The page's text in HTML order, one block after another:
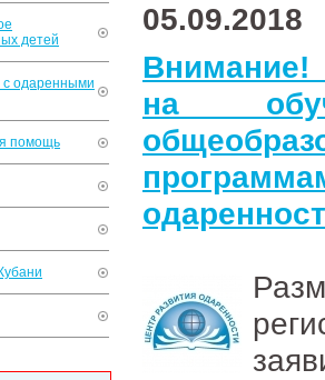
детей
одаренными
помощь
05.09.2018
Внимание!
на